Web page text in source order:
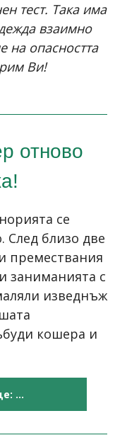
тест. Така има
взаимно
на опасността
Ви!
отново
се
След близо две
премествания
заниманията с
изведнъж
кошера и
...